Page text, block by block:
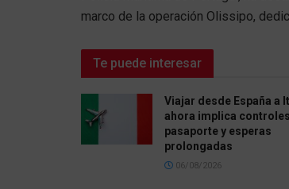
marco de la operación Olissipo,
Te puede interesar
Viajar desde España a
ahora implica
pasaporte y esperas
prolongadas
06/08/2026